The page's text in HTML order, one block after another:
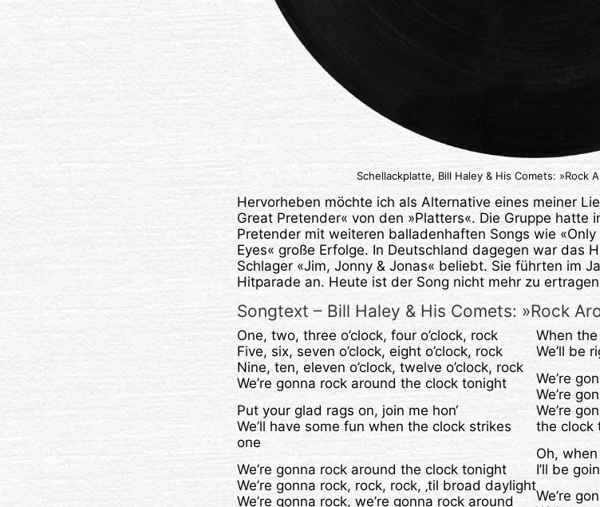
Schellackplatte, Bill Haley & His Comets: »Rock
Hervorheben möchte ich als Alternative eines meiner
Great Pretender« von den »Platters«. Die Gruppe hatte
Pretender mit weiteren balladenhaften Songs wie «Only
Eyes« große Erfolge. In Deutschland dagegen war das
Schlager «Jim, Jonny & Jonas« beliebt. Sie führten im
Hitparade an. Heute ist der Song nicht mehr zu
Songtext – Bill Haley & His Comets: »Rock
One, two, three o’clock, four o’clock, rock
Five, six, seven o’clock, eight o’clock, rock
Nine, ten, eleven o’clock, twelve o’clock, rock
We’re gonna rock around the clock tonight
Put your glad rags on, join me hon‘
We’ll have some fun when the clock strikes
one
We’re gonna rock around the clock tonight
We’re gonna rock, rock, rock, ‚til broad daylight
We’re gonna rock, we’re gonna rock around
When
We’ll be
We’re
We’re
We’re
the clock
Oh,
I’ll be
We’re